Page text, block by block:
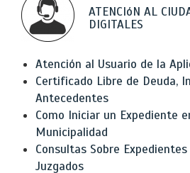
ATENCIóN AL
DIGITALES
Atención al Usuario de la
Certificado Libre de Deuda,
Antecedentes
Como Iniciar un Expediente
Municipalidad
Consultas Sobre
Juzgados